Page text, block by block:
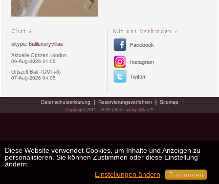
Chat »
skype: baliluxuryvillas
Aktuelle Ortszeit London
06-Aug-2026 21:05
Ortszeit Bali (GMT+8)
07-Aug-2026 04:05
Mit uns Verbinden »
Facebook
Instagram
Twitter
Datenschutzerklärung Reservierungsverfahren Sitemap
Copyright 2011 - 2026 | Bali Luxury Villas™
Diese Website verwendet Cookies, um Inhalte und Anzeigen zu
personalisieren. Sie können Zustimmen oder diese Einstellung
ändern:
Einstellungen ändern
Zustimmen